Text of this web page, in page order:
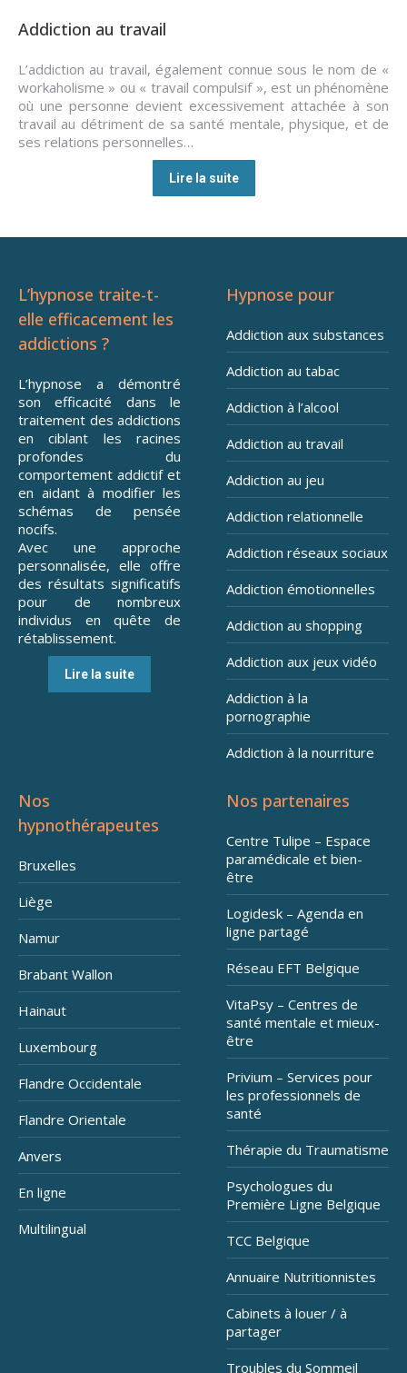
Addiction au travail
L’addiction au travail, également connue sous le nom de «
workaholisme » ou « travail compulsif », est un phénomène
où une personne devient excessivement attachée à son
travail au détriment de sa santé mentale, physique, et de
ses relations personnelles…
Lire la suite
L’hypnose traite-t-
elle efficacement les
addictions ?
L’hypnose a démontré
son efficacité dans le
traitement des addictions
en ciblant les racines
profondes du
comportement addictif et
en aidant à modifier les
schémas de pensée
nocifs.
Avec une approche
personnalisée, elle offre
des résultats significatifs
pour de nombreux
individus en quête de
rétablissement.
Lire la suite
Hypnose pour
Addiction aux substances
Addiction au tabac
Addiction à l’alcool
Addiction au travail
Addiction au jeu
Addiction relationnelle
Addiction réseaux sociaux
Addiction émotionnelles
Addiction au shopping
Addiction aux jeux vidéo
Addiction à la
pornographie
Addiction à la nourriture
Nos
hypnothérapeutes
Bruxelles
Liège
Namur
Brabant Wallon
Hainaut
Luxembourg
Flandre Occidentale
Flandre Orientale
Anvers
En ligne
Multilingual
Nos partenaires
Centre Tulipe – Espace
paramédicale et bien-
être
Logidesk – Agenda en
ligne partagé
Réseau EFT Belgique
VitaPsy – Centres de
santé mentale et mieux-
être
Privium – Services pour
les professionnels de
santé
Thérapie du Traumatisme
Psychologues du
Première Ligne Belgique
TCC Belgique
Annuaire Nutritionnistes
Cabinets à louer / à
partager
Troubles du Sommeil